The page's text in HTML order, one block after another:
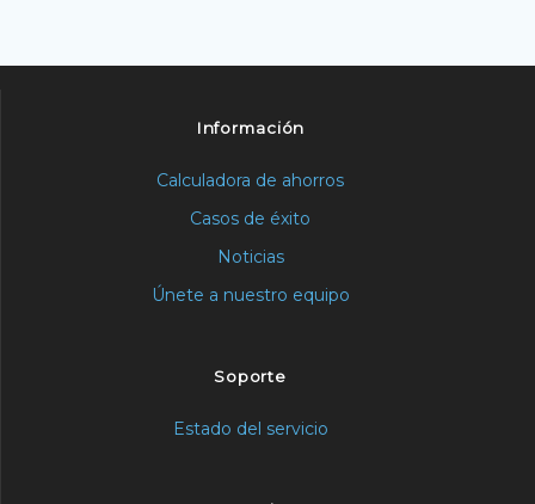
Información
Calculadora de ahorros
Casos de éxito
Noticias
Únete a nuestro equipo
Soporte
Estado del servicio